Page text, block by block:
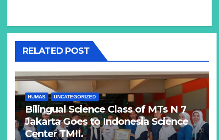
RELATED POST
HUMAS UNCATEGORIZED
Bilingual Science Class of MTs N 7
Jakarta Goes to Indonesia Science
Center TMII.